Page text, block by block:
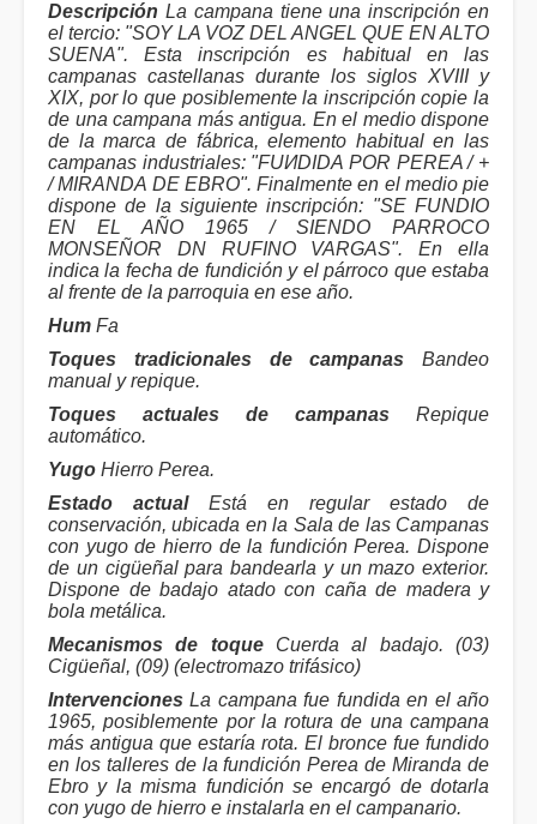
Descripción La campana tiene una inscripción en
el tercio: "SOY LA VOZ DEL ANGEL QUE EN ALTO
SUENA". Esta inscripción es habitual en las
campanas castellanas durante los siglos XVIII y
XIX, por lo que posiblemente la inscripción copie la
de una campana más antigua. En el medio dispone
de la marca de fábrica, elemento habitual en las
campanas industriales: "FUИDIDA POR PEREA / +
/ MIRANDA DE EBRO". Finalmente en el medio pie
dispone de la siguiente inscripción: "SE FUNDIO
EN EL AÑO 1965 / SIENDO PARROCO
MONSEÑOR DN RUFINO VARGAS". En ella
indica la fecha de fundición y el párroco que estaba
al frente de la parroquia en ese año.
Hum Fa
Toques tradicionales de campanas Bandeo
manual y repique.
Toques actuales de campanas Repique
automático.
Yugo Hierro Perea.
Estado actualEstá en regular estado de
conservación, ubicada en la Sala de las Campanas
con yugo de hierro de la fundición Perea. Dispone
de un cigüeñal para bandearla y un mazo exterior.
Dispone de badajo atado con caña de madera y
bola metálica.
Mecanismos de toqueCuerda al badajo. (03)
Cigüeñal, (09) (electromazo trifásico)
Intervenciones La campana fue fundida en el año
1965, posiblemente por la rotura de una campana
más antigua que estaría rota. El bronce fue fundido
en los talleres de la fundición Perea de Miranda de
Ebro y la misma fundición se encargó de dotarla
con yugo de hierro e instalarla en el campanario.